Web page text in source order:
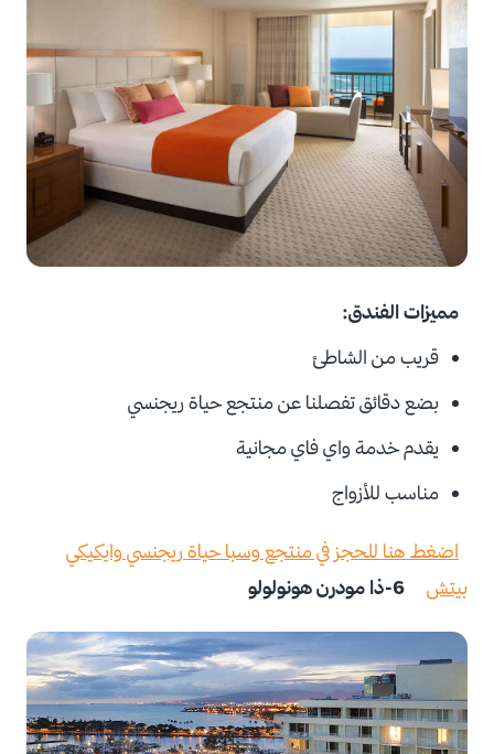
مميزات الفندق:
قريب من الشاطئ
بضع دقائق تفصلنا عن منتجع حياة ريجنسي
يقدم خدمة واي فاي مجانية
مناسب للأزواج
اضغط هنا للحجز في منتجع وسبا حياة ريجنسي وايكيكي
بيتش
6-ذا مودرن هونولولو